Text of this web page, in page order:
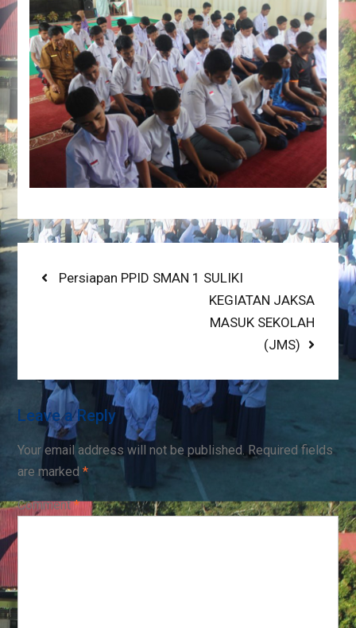
PostPrevious
Persiapan PPID SMAN 1 SULIKI
Next
post:
KEGIATAN JAKSA
MASUK SEKOLAH
(JMS)
Leave a Reply
Your email address will not be published. Required fields
are marked *
Comment*